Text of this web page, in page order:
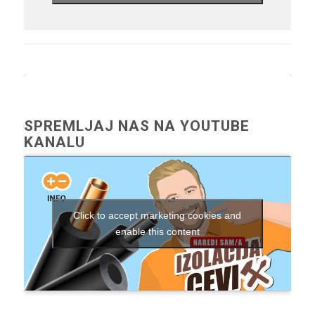
SPREMLJAJ NAS NA YOUTUBE
KANALU
Click to accept marketing cookies and
enable this content